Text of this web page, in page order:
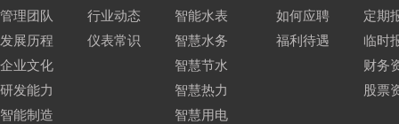
管理团队
发展历程
企业文化
研发能力
智能制造
行业动态
仪表常识
智能水表
智慧水务
智慧节水
智慧热力
智慧用电
如何应聘
福利待遇
定期
临时
财务
股票